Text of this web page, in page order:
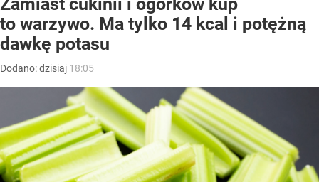
to warzywo. Ma tylko 14 kcal i potężną
dawkę potasu
Dodano:dzisiaj 18:05